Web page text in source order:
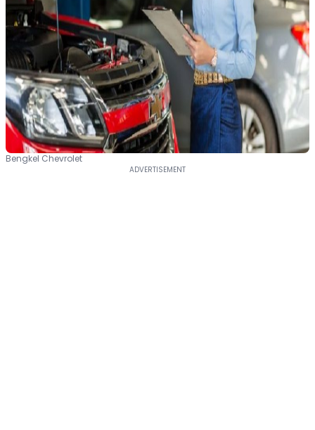
Bengkel Chevrolet